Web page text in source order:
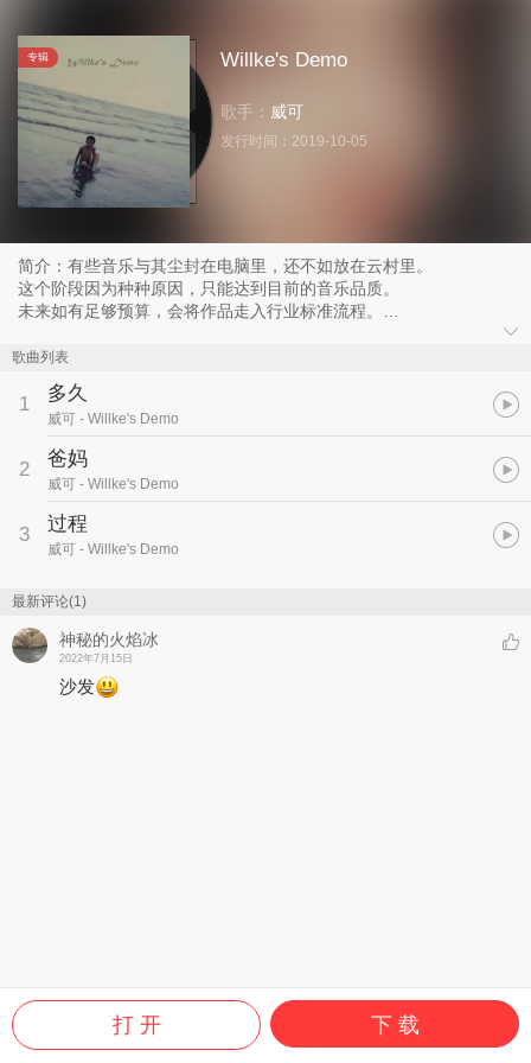
专辑 Willke's Demo
歌手： 威可
发行时间： 2019-10-05
简介：有些音乐与其尘封在电脑里，还不如放在云村里。
这个阶段因为种种原因，只能达到目前的音乐品质。
未来如有足够预算，会将作品走入行业标准流程。
希望大家会喜欢！^.^
歌曲列表
1 多久
威可 - Willke's Demo
2 爸妈
威可 - Willke's Demo
3 过程
威可 - Willke's Demo
最新评论(1)
神秘的火焰冰
2022年7月15日
沙发
打 开 下 载